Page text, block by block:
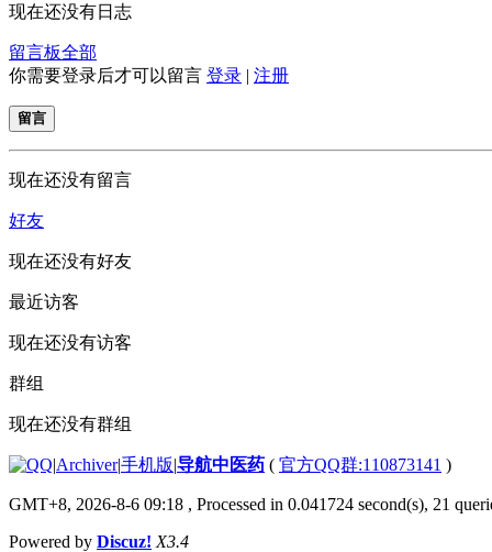
现在还没有日志
留言板全部
你需要登录后才可以留言 登录 | 注册
留言
现在还没有留言
好友
现在还没有好友
最近访客
现在还没有访客
群组
现在还没有群组
|Archiver|手机版|导航中医药 ( 官方QQ群:110873141 )
GMT+8, 2026-8-6 09:18 , Processed in 0.041724 second(s), 21
Powered by Discuz! X3.4